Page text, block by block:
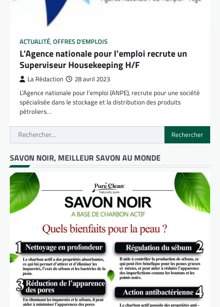
ACTUALITÉ, OFFRES D'EMPLOIS
L’Agence nationale pour l’emploi recrute un
Superviseur Housekeeping H/F
La Rédaction 28 avril 2023
L’Agence nationale pour l’emploi (ANPE), recrute pour une société
spécialisée dans le stockage et la distribution des produits
pétroliers…
Rechercher :
SAVON NOIR, MEILLEUR SAVON AU MONDE